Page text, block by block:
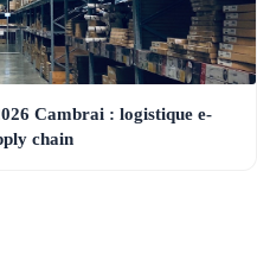
Cambrai : logistique e-
chain